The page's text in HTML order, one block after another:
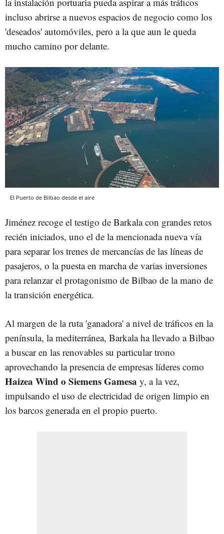
incluso abrirse a nuevos espacios de negocio como los
'deseados' automóviles, pero a la que aun le queda
mucho camino por delante.
El Puerto de Bilbao desde el aire
Jiménez recoge el testigo de Barkala con grandes retos
recién iniciados, uno el de la mencionada nueva vía
para separar los trenes de mercancías de las líneas de
pasajeros, o la puesta en marcha de varias inversiones
para relanzar el protagonismo de Bilbao de la mano de
la transición energética.
Al margen de la ruta 'ganadora' a nivel de tráficos en la
península, la mediterránea, Barkala ha llevado a Bilbao
a buscar en las renovables su particular trono
aprovechando la presencia de empresas líderes como
Haizea Wind o Siemens Gamesa y, a la vez,
impulsando el uso de electricidad de origen limpio en
los barcos generada en el propio puerto.